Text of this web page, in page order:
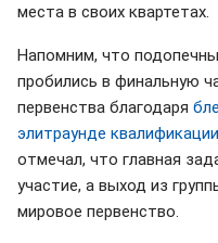
места в своих квартетах.
Напомним, что
пробились в финальную
первенства благодаря
элитраунде квалификации
отмечал, что главная
участие, а выход из
мировое первенство.